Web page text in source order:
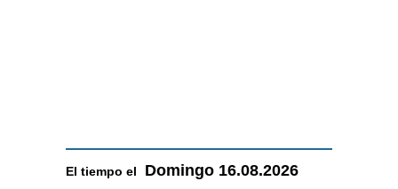
El tiempo el Domingo 16.08.2026